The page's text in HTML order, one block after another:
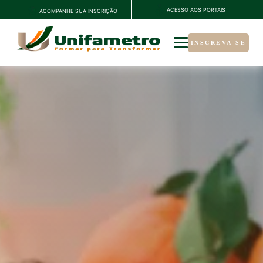
ACOMPANHE SUA INSCRIÇÃO ACESSO AOS PORTAIS
INSCREVA-SE